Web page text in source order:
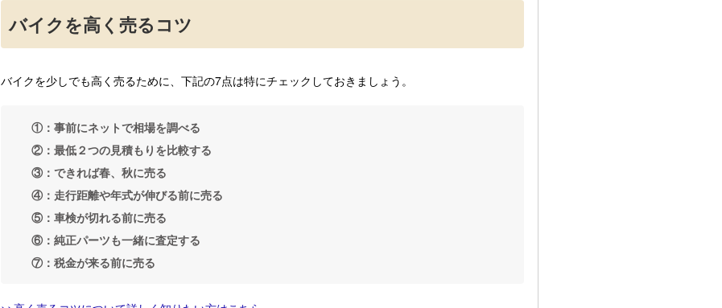
バイクを高く売るコツ
バイクを少しでも高く売るために、下記の7点は特にチェックしておきましょう。
①：事前にネットで相場を調べる
②：最低２つの見積もりを比較する
③：できれば春、秋に売る
④：走行距離や年式が伸びる前に売る
⑤：車検が切れる前に売る
⑥：純正パーツも一緒に査定する
⑦：税金が来る前に売る